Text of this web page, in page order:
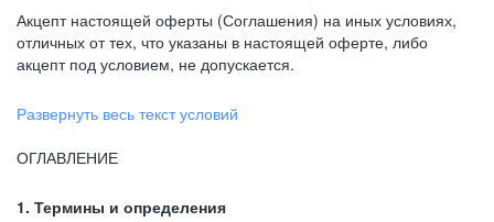
Акцепт настоящей оферты (Соглашения) на иных условиях,
отличных от тех, что указаны в настоящей оферте, либо
акцепт под условием, не допускается.
Развернуть весь текст условий
ОГЛАВЛЕНИЕ
1. Термины и определения